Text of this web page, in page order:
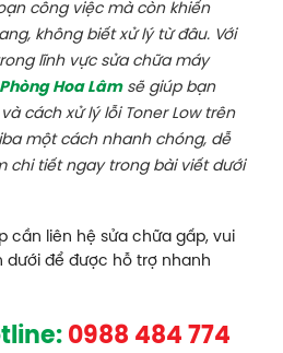
công việc mà còn khiến
không biết xử lý từ đâu. Với
lĩnh vực sửa chữa máy
Hoa Lâmsẽ giúp bạn
cách xử lý lỗi Toner Low trên
một cách nhanh chóng, dễ
chi tiết ngay trong bài viết dưới
cần liên hệ sửa chữa gấp, vui
dưới để được hỗ trợ nhanh
0988 484 774